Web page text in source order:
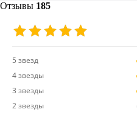
Отзывы 185
5 звезд
4 звезды
3 звезды
2 звезды